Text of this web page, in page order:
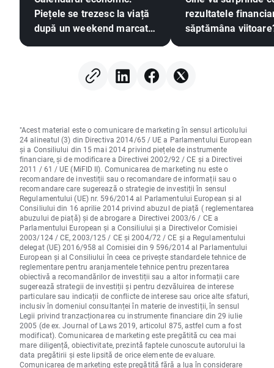
Piețele se trezesc la viață
după un weekend marcat
rezultatele
săptămâna
"Acest material este o comunicare de marketing în sensul articolului
24 alineatul (3) din Directiva 2014/65 / UE a Parlamentului European
și a Consiliului din 15 mai 2014 privind piețele de instrumente
financiare, și de modificare a Directivei 2002/92 / CE și a Directivei
2011 / 61 / UE (MiFID II). Comunicarea de marketing nu este o
recomandare de investiții sau o recomandare de informații sau o
recomandare care sugerează o strategie de investiții în sensul
Regulamentului (UE) nr. 596/2014 al Parlamentului European și al
Consiliului din 16 aprilie 2014 privind abuzul de piață ( reglementarea
abuzului de piață) și de abrogare a Directivei 2003/6 / CE a
Parlamentului European și a Consiliului și a Directivelor Comisiei
2003/124 / CE, 2003/125 / CE și 2004/72 / CE și a Regulamentului
delegat (UE) 2016/958 al Comisiei din 9 596/2014 al Parlamentului
European și al Consiliului în ceea ce privește standardele tehnice de
reglementare pentru aranjamentele tehnice pentru prezentarea
obiectivă a recomandărilor de investiții sau a altor informații care
sugerează strategii de investiții și pentru dezvăluirea de interese
particulare sau indicații de conflicte de interese sau orice alte sfaturi,
inclusiv în domeniul consultanței în materie de investiții, în sensul
Legii privind tranzacționarea cu instrumente financiare din 29 iulie
2005 (de ex. Journal of Laws 2019, articolul 875, astfel cum a fost
modificat). Comunicarea de marketing este pregătită cu cea mai
mare diligență, obiectivitate, prezintă faptele cunoscute autorului la
data pregătirii și este lipsită de orice elemente de evaluare.
Comunicarea de marketing este pregătită fără a lua în considerare